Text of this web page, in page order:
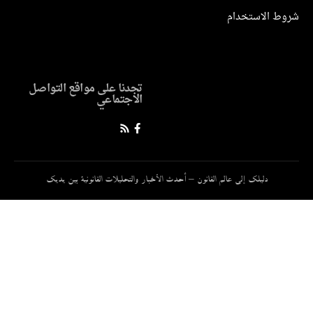
الاستخدام
تجدنا على مواقع التواصل
الاجتماعي
دليلك إلى عالم القانون – أحدث الأخبار والتحليلات القانونية بين يديك